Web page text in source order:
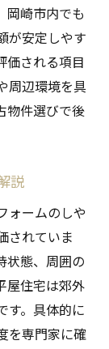
岡崎市内でも
が安定しやす
価される項目
周辺環境を具
物件選びで後
説
ォームのしや
されていま
状態、周囲の
屋住宅は郊外
す。具体的に
を専門家に確